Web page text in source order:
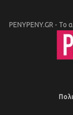
PENYPENY.GR - Το